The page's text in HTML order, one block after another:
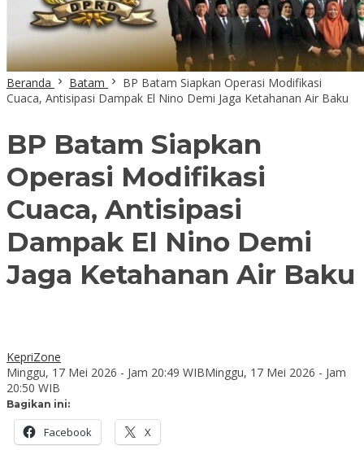
Beranda Batam
BP Batam Siapkan Operasi Modifikasi
Cuaca, Antisipasi Dampak El Nino Demi Jaga Ketahanan Air Baku
BP Batam Siapkan
Operasi Modifikasi
Cuaca, Antisipasi
Dampak El Nino Demi
Jaga Ketahanan Air Baku
KepriZone
Minggu, 17 Mei 2026 - Jam 20:49 WIBMinggu, 17 Mei 2026 - Jam
20:50 WIB
Bagikan ini:
Facebook X